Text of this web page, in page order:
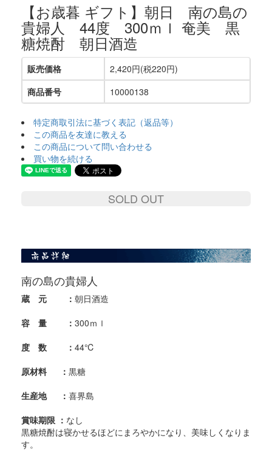
【お歳暮 ギフト】朝日 南の島の
貴婦人 44度 300ｍｌ 奄美 黒
糖焼酎 朝日酒造
販売価格
2,420円(税220円)
商品番号
10000138
特定商取引法に基づく表記（返品等）
この商品を友達に教える
この商品について問い合わせる
買い物を続ける
SOLD OUT
南の島の貴婦人
蔵 元 ： 朝日酒造
容 量 ： 300ｍｌ
度 数 ： 44℃
原材料 ： 黒糖
生産地 ： 喜界島
賞味期限 ： なし
黒糖焼酎は寝かせるほどにまろやかになり、美味しくなりま
す。